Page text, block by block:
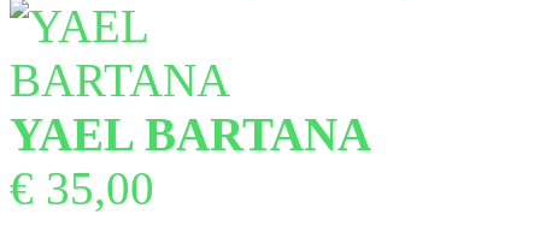
YAEL BARTANA
€ 35,00